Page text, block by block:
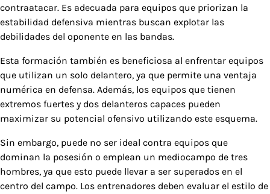
contraatacar. Es adecuada para equipos que priorizan la
estabilidad defensiva mientras buscan explotar las
debilidades del oponente en las bandas.
Esta formación también es beneficiosa al enfrentar equipos
que utilizan un solo delantero, ya que permite una ventaja
numérica en defensa. Además, los equipos que tienen
extremos fuertes y dos delanteros capaces pueden
maximizar su potencial ofensivo utilizando este esquema.
Sin embargo, puede no ser ideal contra equipos que
dominan la posesión o emplean un mediocampo de tres
hombres, ya que esto puede llevar a ser superados en el
centro del campo. Los entrenadores deben evaluar el estilo de